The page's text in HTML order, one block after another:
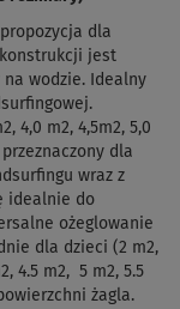
dla
jest
wodzie. Idealny
2, 4,0 m2, 4,5m2, 5,0
dla
wraz z
idealnie do
ożeglowanie
dla dzieci (2 m2,
2, 4.5 m2, 5 m2, 5.5
żagla.